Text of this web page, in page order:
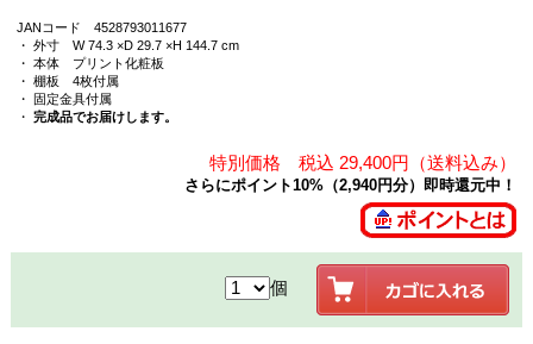
JANコード 4528793011677
・ 外寸 W 74.3 ×D 29.7 ×H 144.7 cm
・ 本体 プリント化粧板
・ 棚板 4枚付属
・ 固定金具付属
・ 完成品でお届けします。
特別価格 税込 29,400円（送料込み）
さらにポイント10%（2,940円分）即時還元中！
個